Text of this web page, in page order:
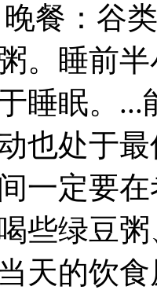
：谷类
。睡前
睡眠。
也处于
一定要
些绿豆
的饮食